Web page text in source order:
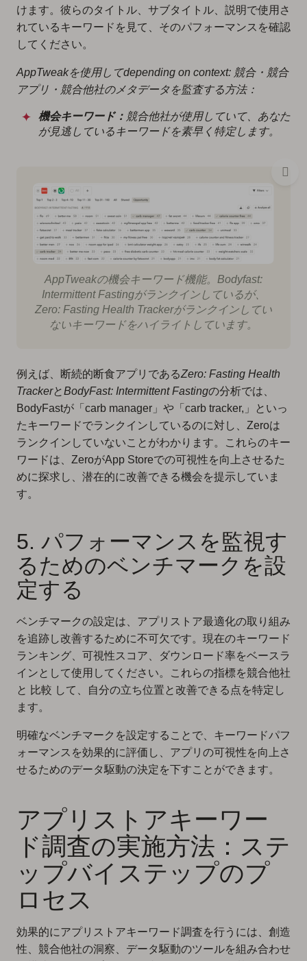
けます。彼らのタイトル、サブタイトル、説明で使用さ
れているキーワードを見て、そのパフォーマンスを確認
してください。
AppTweakを使用してdepending on context: 競合・競合
アプリ・競合他社のメタデータを監査する方法：
機会キーワード： 競合他社が使用していて、あなた
が見逃しているキーワードを素早く特定します。
AppTweakの機会キーワード機能。 Bodyfast:
Intermittent Fastingがランクインしているが、
Zero: Fasting Health Trackerがランクインしてい
ないキーワードをハイライトしています。
例えば、断続的断食アプリであるZero: Fasting Health
TrackerとBodyFast: Intermittent Fastingの分析では、
BodyFastが「carb manager」や「carb tracker,」といっ
たキーワードでランクインしているのに対し、Zeroは
ランクインしていないことがわかります。これらのキー
ワードは、ZeroがApp Storeでの可視性を向上させるた
めに探求し、潜在的に改善できる機会を提示していま
す。
5. パフォーマンスを監視す
るためのベンチマークを設
定する
ベンチマークの設定は、アプリストア最適化の取り組み
を追跡し改善するために不可欠です。現在のキーワード
ランキング、可視性スコア、ダウンロード率をベースラ
インとして使用してください。これらの指標を競合他社
と 比較 して、自分の立ち位置と改善できる点を特定し
ます。
明確なベンチマークを設定することで、キーワードパフ
ォーマンスを効果的に評価し、アプリの可視性を向上さ
せるためのデータ駆動の決定を下すことができます。
アプリストアキーワー
ド調査の実施方法：ステ
ップバイステップのプ
ロセス
効果的にアプリストアキーワード調査を行うには、創造
性、競合他社の洞察、データ駆動のツールを組み合わせ